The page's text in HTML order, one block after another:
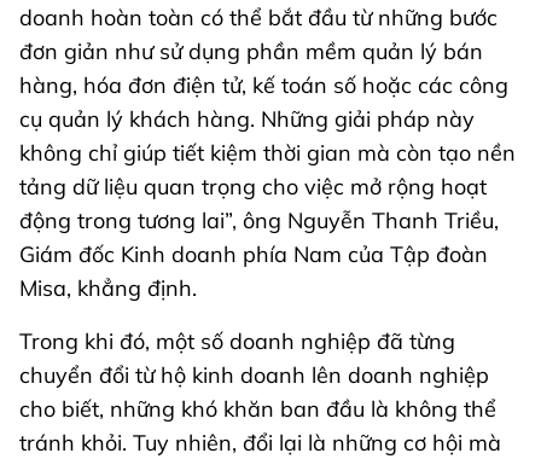
doanh hoàn toàn có thể bắt đầu từ những bước
đơn giản như sử dụng phần mềm quản lý bán
hàng, hóa đơn điện tử, kế toán số hoặc các công
cụ quản lý khách hàng. Những giải pháp này
không chỉ giúp tiết kiệm thời gian mà còn tạo nền
tảng dữ liệu quan trọng cho việc mở rộng hoạt
động trong tương lai”, ông Nguyễn Thanh Triều,
Giám đốc Kinh doanh phía Nam của Tập đoàn
Misa, khẳng định.
Trong khi đó, một số doanh nghiệp đã từng
chuyển đổi từ hộ kinh doanh lên doanh nghiệp
cho biết, những khó khăn ban đầu là không thể
tránh khỏi. Tuy nhiên, đổi lại là những cơ hội mà